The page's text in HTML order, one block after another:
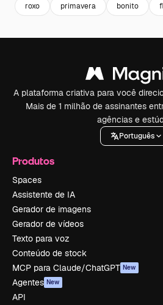
roxo primavera bonito
A plataforma criativa para você
Mais de 1 milhão de assinantes
agências e
Português
Produtos
Spaces
Assistente de IA
Gerador de imagens
Gerador de vídeos
Texto para voz
Conteúdo de stock
MCP para Claude/ChatGPT New
Agentes New
API